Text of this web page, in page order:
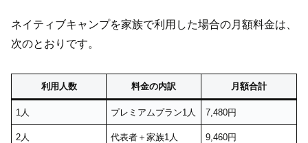
ネイティブキャンプを家族で利用した場合の月額料金は、
次のとおりです。
利用人数 料金の内訳 月額合計
1人 プレミアムプラン1人 7,480円
2人 代表者＋家族1人 9,460円